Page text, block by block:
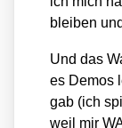
blei­ben
Und das
es Demos
gab (ich
weil mir